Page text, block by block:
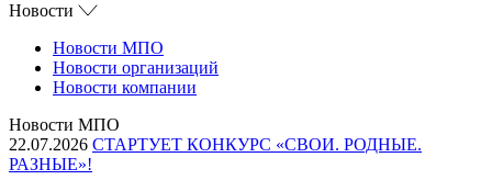
Новости
Новости МПО
Новости организаций
Новости компании
Новости МПО
22.07.2026 СТАРТУЕТ КОНКУРС «СВОИ. РОДНЫЕ.
РАЗНЫЕ»!